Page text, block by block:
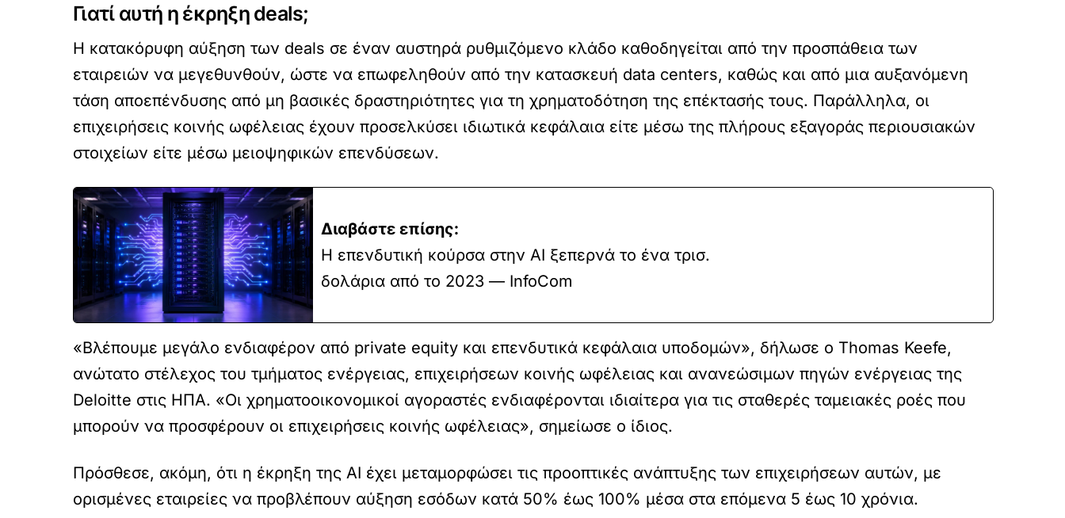
Γιατί αυτή η έκρηξη deals;
Η κατακόρυφη αύξηση των deals σε έναν αυστηρά ρυθμιζόμενο κλάδο καθοδηγείται από την προσπάθεια των
εταιρειών να μεγεθυνθούν, ώστε να επωφεληθούν από την κατασκευή data centers, καθώς και από μια αυξανόμενη
τάση αποεπένδυσης από μη βασικές δραστηριότητες για τη χρηματοδότηση της επέκτασής τους. Παράλληλα, οι
επιχειρήσεις κοινής ωφέλειας έχουν προσελκύσει ιδιωτικά κεφάλαια είτε μέσω της πλήρους εξαγοράς περιουσιακών
στοιχείων είτε μέσω μειοψηφικών επενδύσεων.
Διαβάστε επίσης:
Η επενδυτική κούρσα στην AI ξεπερνά το ένα τρισ.
δολάρια από το 2023 — InfoCom
«Βλέπουμε μεγάλο ενδιαφέρον από private equity και επενδυτικά κεφάλαια υποδομών», δήλωσε ο Thomas Keefe,
ανώτατο στέλεχος του τμήματος ενέργειας, επιχειρήσεων κοινής ωφέλειας και ανανεώσιμων πηγών ενέργειας της
Deloitte στις ΗΠΑ. «Οι χρηματοοικονομικοί αγοραστές ενδιαφέρονται ιδιαίτερα για τις σταθερές ταμειακές ροές που
μπορούν να προσφέρουν οι επιχειρήσεις κοινής ωφέλειας», σημείωσε ο ίδιος.
Πρόσθεσε, ακόμη, ότι η έκρηξη της AI έχει μεταμορφώσει τις προοπτικές ανάπτυξης των επιχειρήσεων αυτών, με
ορισμένες εταιρείες να προβλέπουν αύξηση εσόδων κατά 50% έως 100% μέσα στα επόμενα 5 έως 10 χρόνια.